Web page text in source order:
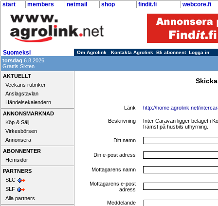
start members netmail shop findit.fi webcore.fi
Suomeksi Om Agrolink Kontakta Agrolink Bli abonnent Logga in
torsdag 6.8.2026
Grattis Sixten
AKTUELLT
Veckans rubriker
Anslagstavlan
Händelsekalendern
ANNONSMARKNAD
Köp & Sälj
Virkesbörsen
Annonsera
ABONNENTER
Hemsidor
PARTNERS
SLC
SLF
Alla partners
Länk http://home.agrolink.net/
Beskrivning
Inter Caravan ligger beläget i
främst på husbils uthyrning.
Ditt namn
Din e-post adress
Mottagarens namn
Mottagarens e-post
adress
Meddelande